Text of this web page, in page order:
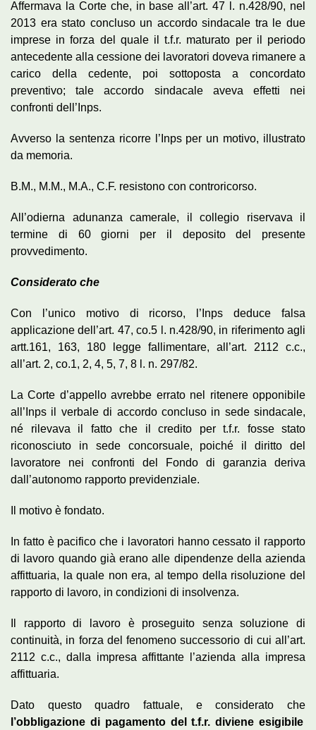
Affermava la Corte che, in base all’art. 47 l. n.428/90, nel
2013 era stato concluso un accordo sindacale tra le due
imprese in forza del quale il t.f.r. maturato per il periodo
antecedente alla cessione dei lavoratori doveva rimanere a
carico della cedente, poi sottoposta a concordato
preventivo; tale accordo sindacale aveva effetti nei
confronti dell’Inps.
Avverso la sentenza ricorre l’Inps per un motivo, illustrato
da memoria.
B.M., M.M., M.A., C.F. resistono con controricorso.
All’odierna adunanza camerale, il collegio riservava il
termine di 60 giorni per il deposito del presente
provvedimento.
Considerato che
Con l’unico motivo di ricorso, l’Inps deduce falsa
applicazione dell’art. 47, co.5 l. n.428/90, in riferimento agli
artt.161, 163, 180 legge fallimentare, all’art. 2112 c.c.,
all’art. 2, co.1, 2, 4, 5, 7, 8 l. n. 297/82.
La Corte d’appello avrebbe errato nel ritenere opponibile
all’Inps il verbale di accordo concluso in sede sindacale,
né rilevava il fatto che il credito per t.f.r. fosse stato
riconosciuto in sede concorsuale, poiché il diritto del
lavoratore nei confronti del Fondo di garanzia deriva
dall’autonomo rapporto previdenziale.
Il motivo è fondato.
In fatto è pacifico che i lavoratori hanno cessato il rapporto
di lavoro quando già erano alle dipendenze della azienda
affittuaria, la quale non era, al tempo della risoluzione del
rapporto di lavoro, in condizioni di insolvenza.
Il rapporto di lavoro è proseguito senza soluzione di
continuità, in forza del fenomeno successorio di cui all’art.
2112 c.c., dalla impresa affittante l’azienda alla impresa
affittuaria.
Dato questo quadro fattuale, e considerato che
l’obbligazione di pagamento del t.f.r. diviene esigibile